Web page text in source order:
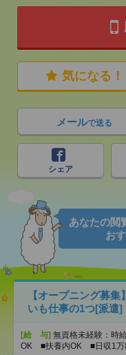
気になる！
メールで送る
シェア
あなたの閲
お
【オープニング募
いも仕事の1つ[派遣]
[給 与] 無資格未経験：時
OK ■扶養内OK ■日収1万